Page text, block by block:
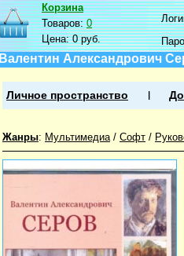
Корзина
Товаров:0
Цена:0 руб.
Валентин Александрович
Личное пространство
Жанры: Мультимедиа/ Софт /